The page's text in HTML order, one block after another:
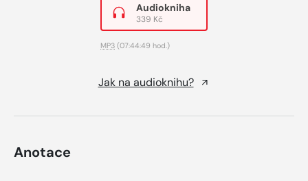
Audiokniha
339 Kč
MP3 (07:44:49 hod.)
Jak na audioknihu?
Anotace